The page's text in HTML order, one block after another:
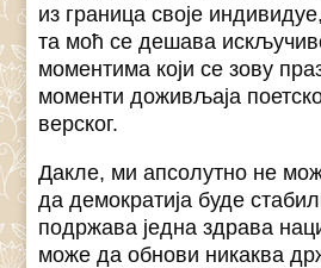
из граница своје
та моћ се дешава
моментима који се зову
моменти доживљаја
верског.
Дакле, ми апсолутно не
да демократија буде
подржава једна здрава
може да обнови никаква